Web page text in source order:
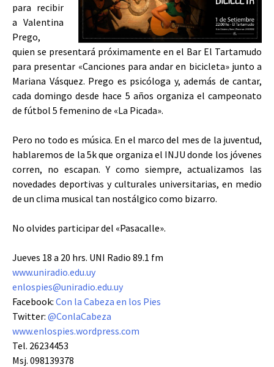
para recibir
a Valentina
Prego,
quien se presentará próximamente en el Bar El Tartamudo
para presentar «Canciones para andar en bicicleta» junto a
Mariana Vásquez. Prego es psicóloga y, además de cantar,
cada domingo desde hace 5 años organiza el campeonato
de fútbol 5 femenino de «La Picada».
Pero no todo es música. En el marco del mes de la juventud,
hablaremos de la 5k que organiza el INJU donde los jóvenes
corren, no escapan. Y como siempre, actualizamos las
novedades deportivas y culturales universitarias, en medio
de un clima musical tan nostálgico como bizarro.
No olvides participar del «Pasacalle».
Jueves 18 a 20 hrs. UNI Radio 89.1 fm
www.uniradio.edu.uy
enlospies@uniradio.edu.uy
Facebook: Con la Cabeza en los Pies
Twitter: @ConlaCabeza
www.enlospies.wordpress.com
Tel. 26234453
Msj. 098139378